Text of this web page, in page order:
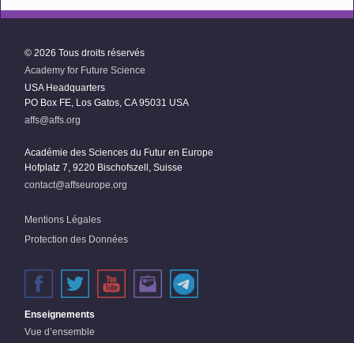
© 2026 Tous droits réservés
Academy for Future Science
USA Headquarters
PO Box FE, Los Gatos, CA 95031 USA
affs@affs.org
Académie des Sciences du Futur en Europe
Hofplatz 7, 9220 Bischofszell, Suisse
contact@affseurope.org
Mentions Légales
Protection des Données
Enseignements
Vue d’ensemble